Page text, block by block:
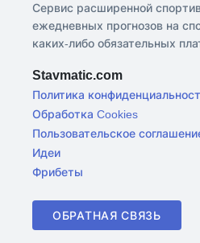
Сервис расширенной
ежедневных прогнозов на
каких-либо обязательных
Stavmatic.com
Политика
Обработка Cookies
Пользовательское
Идеи
Фрибеты
ОБРАТНАЯ СВЯЗЬ